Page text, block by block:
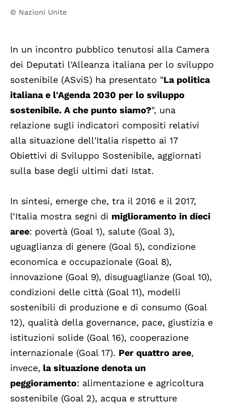
© Nazioni Unite
In un incontro pubblico tenutosi alla Camera
dei Deputati l'Alleanza italiana per lo sviluppo
sostenibile (ASviS) ha presentato "La politica
italiana e l'Agenda 2030 per lo sviluppo
sostenibile. A che punto siamo?", una
relazione sugli indicatori compositi relativi
alla situazione dell'Italia rispetto ai 17
Obiettivi di Sviluppo Sostenibile, aggiornati
sulla base degli ultimi dati Istat.
In sintesi, emerge che, tra il 2016 e il 2017,
l’Italia mostra segni di miglioramento in dieci
aree: povertà (Goal 1), salute (Goal 3),
uguaglianza di genere (Goal 5), condizione
economica e occupazionale (Goal 8),
innovazione (Goal 9), disuguaglianze (Goal 10),
condizioni delle città (Goal 11), modelli
sostenibili di produzione e di consumo (Goal
12), qualità della governance, pace, giustizia e
istituzioni solide (Goal 16), cooperazione
internazionale (Goal 17). Per quattro aree,
invece, la situazione denota un
peggioramento: alimentazione e agricoltura
sostenibile (Goal 2), acqua e strutture